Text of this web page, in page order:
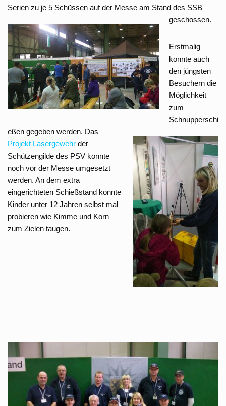
Serien zu je 5 Schüssen auf der Messe am Stand des SSB
geschossen.
Erstmalig
konnte auch
den jüngsten
Besuchern die
Möglichkeit
zum
Schnupperschi
eßen gegeben werden. Das
Projekt Lasergewehr der
Schützengilde des PSV konnte
noch vor der Messe umgesetzt
werden. An dem extra
eingerichteten Schießstand konnte
Kinder unter 12 Jahren selbst mal
probieren wie Kimme und Korn
zum Zielen taugen.